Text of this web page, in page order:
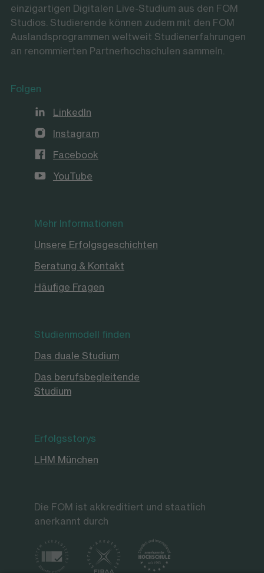
einzigartigen Digitalen Live-Studium aus den FOM
Studios. Studierende können zudem mit den FOM
Auslandsprogrammen weltweit Studienerfahrungen
an renommierten Partnerhochschulen sammeln.
Folgen
LinkedIn
Instagram
Facebook
YouTube
Mehr Informationen
Unsere Erfolgsgeschichten
Beratung & Kontakt
Häufige Fragen
Studienmodell finden
Das duale Studium
Das berufsbegleitende
Studium
Erfolgsstorys
LHM München
Die FOM ist akkreditiert und staatlich
anerkannt durch